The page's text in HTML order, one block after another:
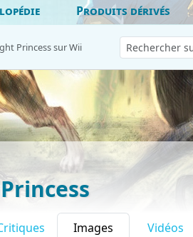
Produits dérivés
Princess sur Wii
Images Vidéos